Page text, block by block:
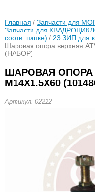
Главная / Запчасти для
Запчасти для
соотв. папке) / 23 ЗИП для
Шаровая опора верхняя
(НАБОР)
ШАРОВАЯ ОПОРА
M14X1.5X60
Артикул: 02222